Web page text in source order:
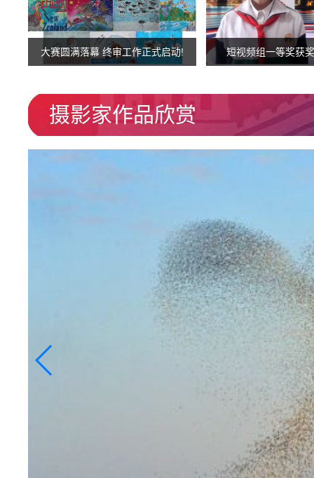
大赛圆满落幕 终审工作正式启动! 短视频组一等奖获
摄影家作品欣赏